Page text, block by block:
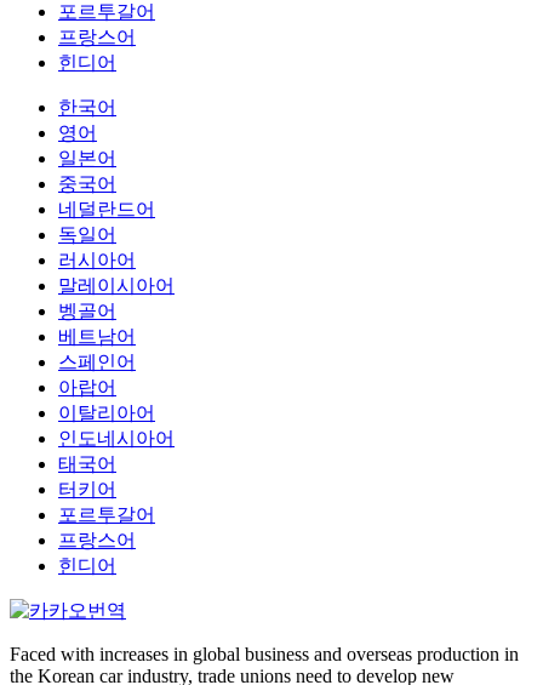
포르투갈어
프랑스어
힌디어
한국어
영어
일본어
중국어
네덜란드어
독일어
러시아어
말레이시아어
벵골어
베트남어
스페인어
아랍어
이탈리아어
인도네시아어
태국어
터키어
포르투갈어
프랑스어
힌디어
Faced with increases in global business and overseas production in
the Korean car industry, trade unions need to develop new